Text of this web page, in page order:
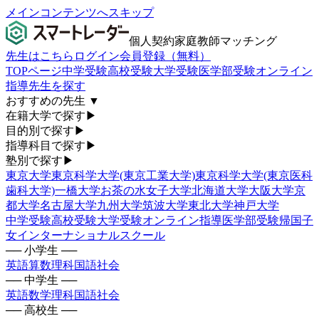
メインコンテンツへスキップ
個人契約家庭教師マッチング
先生はこちら ログイン会員登録（無料）
TOPページ中学受験高校受験大学受験医学部受験オンライン
指導先生を探す
おすすめの先生 ▼
在籍大学で探す ▶
目的別で探す ▶
指導科目で探す ▶
塾別で探す ▶
東京大学東京科学大学(東京工業大学)東京科学大学(東京医科
歯科大学)一橋大学お茶の水女子大学北海道大学大阪大学京
都大学名古屋大学九州大学筑波大学東北大学神戸大学
中学受験高校受験大学受験オンライン指導医学部受験帰国子
女インターナショナルスクール
── 小学生 ──
英語算数理科国語社会
── 中学生 ──
英語数学理科国語社会
── 高校生 ──